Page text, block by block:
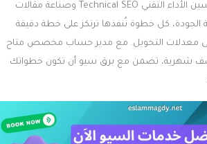
Off-Page SEO، مرورًا بتحسين الأداء التقني Technical SEO وصناعة مقالات
كل خطوة نُنفذها ترتكز على خطة دقيقة
معدلات التحويل. مع مدير حساب مخصص متاح
نصف شهرية، تضمن مع برق سيو أن تكون خطواتك